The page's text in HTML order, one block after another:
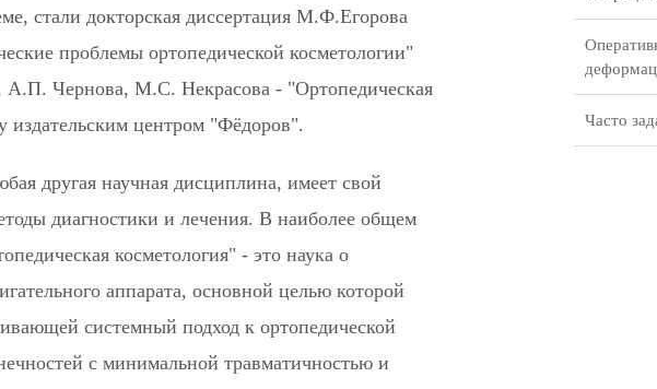
стали докторская диссертация М.Ф.Егорова
проблемы ортопедической косметологии"
Чернова, М.С. Некрасова - "Ортопедическая
издательским центром "Фёдоров".
другая научная дисциплина, имеет свой
диагностики и лечения. В наиболее общем
косметология" - это наука о
аппарата, основной целью которой
системный подход к ортопедической
с минимальной травматичностью и
Часто